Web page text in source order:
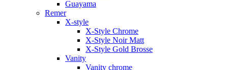
Guayama
Remer
X-style
X-Style Chrome
X-Style Noir Matt
X-Style Gold Brosse
Vanity
Vanity chrome